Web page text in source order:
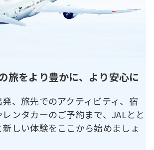
旅をより豊かに、より安心に
、旅先でのアクティビティ、宿
ンタカーのご予約まで、JALとと
しい体験をここから始めましょ